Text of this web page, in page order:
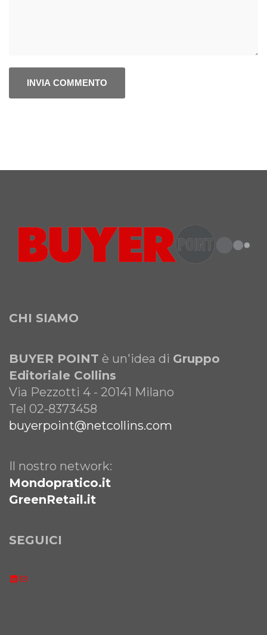
CHI SIAMO
BUYER POINT è un'idea di Gruppo
Editoriale Collins
Via Pezzotti 4 - 20141 Milano
Tel 02-8373458
buyerpoint@netcollins.com
Il nostro network:
Mondopratico.it
GreenRetail.it
SEGUICI